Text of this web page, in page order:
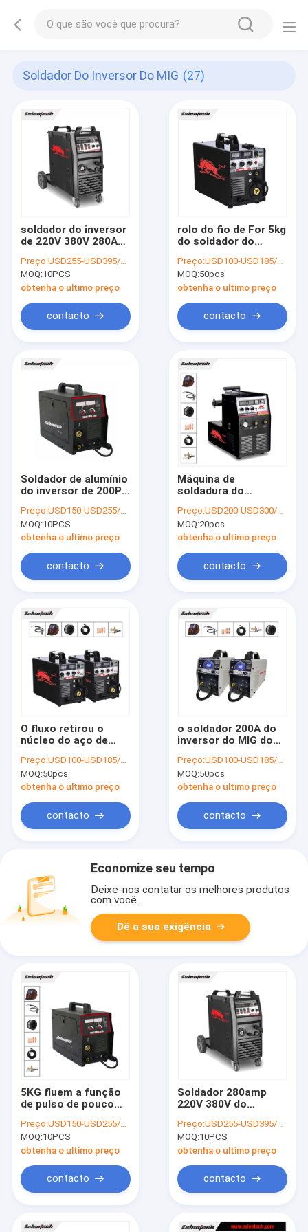
Soldador Do Inversor Do MIG (27)
soldador do inversor
de 220V 380V 280A
Preço:USD255-USD395/PC
MOQ:10PCS
obtenha o ultimo preço
contacto
rolo do fio de For 5kg
do soldador do
60Hz MIG
Preço:USD100-USD185/PC
MOQ:50pcs
obtenha o ultimo preço
contacto
Soldador de alumínio
do inversor de 200P
Preço:USD150-USD255/PC
MOQ:10PCS
obtenha o ultimo preço
contacto
Máquina de
soldadura do
FCAW do inversor do
mag MIG do
Muttahida Majlis-E-
Preço:USD200-USD300/PC
MOQ:20pcs
obtenha o ultimo preço
contacto
O fluxo retirou o
núcleo do aço de
do soldador do Mig
do inversor de 200
ampères
Preço:USD100-USD185/PC
MOQ:50pcs
obtenha o ultimo preço
contacto
o soldador 200A do
inversor do MIG do
fio retirado o núcleo
multifuncional
Preço:USD100-USD185/PC
MOQ:50pcs
obtenha o ultimo preço
contacto
Economize seu tempo
Deixe-nos contatar os melhores produtos
com você.
Dê a sua exigência
5KG fluem a função
de pulso de pouco
soldador 200amp do
Mig do fio do cabo
Preço:USD150-USD255/PC
MOQ:10PCS
obtenha o ultimo preço
contacto
Soldador 280amp
220V 380V do
função de pulso para
o alumínio
Preço:USD255-USD395/PC
MOQ:10PCS
obtenha o ultimo preço
contacto